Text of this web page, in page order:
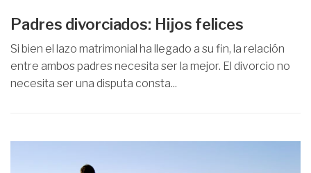
Padres divorciados: Hijos felices
Si bien el lazo matrimonial ha llegado a su fin, la relación
entre ambos padres necesita ser la mejor. El divorcio no
necesita ser una disputa consta...